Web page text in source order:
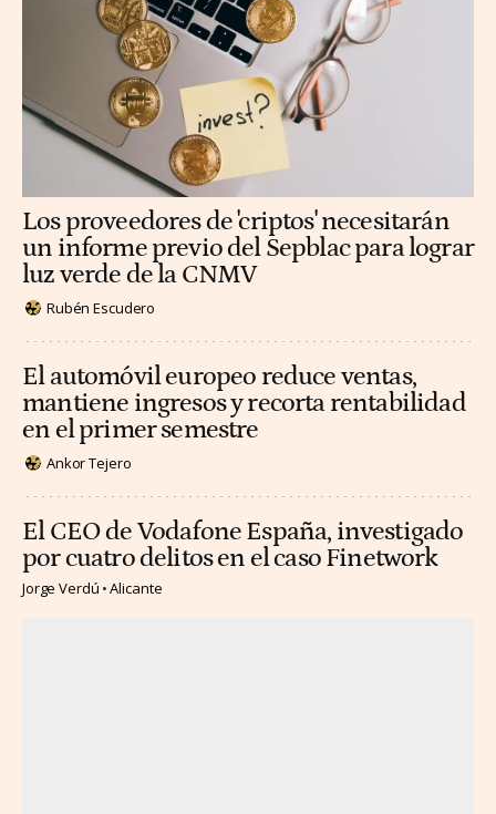
Los proveedores de 'criptos' necesitarán
un informe previo del Sepblac para lograr
luz verde de la CNMV
Rubén Escudero
El automóvil europeo reduce ventas,
mantiene ingresos y recorta rentabilidad
en el primer semestre
Ankor Tejero
El CEO de Vodafone España, investigado
por cuatro delitos en el caso Finetwork
Jorge Verdú Alicante